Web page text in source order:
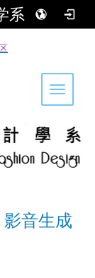
系
Toggle
音生成